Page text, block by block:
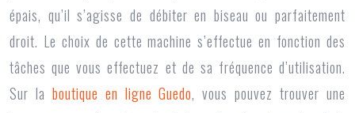
épais, qu’il s’agisse de débiter en biseau ou parfaitement
droit. Le choix de cette machine s’effectue en fonction des
tâches que vous effectuez et de sa fréquence d’utilisation.
Sur la boutique en ligne Guedo, vous pouvez trouver une